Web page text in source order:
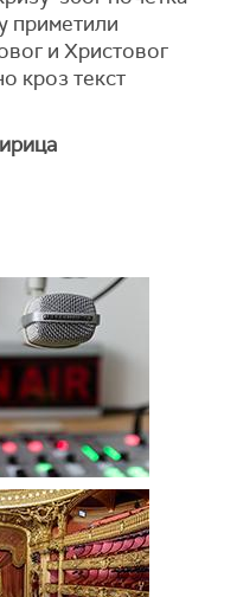
приметили
и Христовог
кроз текст